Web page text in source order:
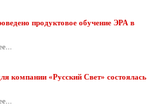
продуктовое обучение ЭРА в
компании «Русский Свет» состоялась